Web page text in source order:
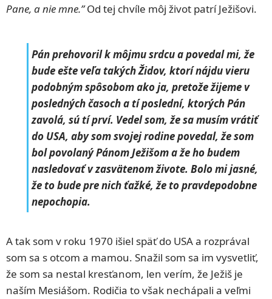
Pane, a nie mne.”Od tej chvíle môj život patrí Ježišovi.
Pán prehovoril k môjmu srdcu a povedal mi, že
bude ešte veľa takých Židov, ktorí nájdu vieru
podobným spôsobom ako ja, pretože žijeme v
posledných časoch a tí poslední, ktorých Pán
zavolá, sú tí prví. Vedel som, že sa musím vrátiť
do USA, aby som svojej rodine povedal, že som
bol povolaný Pánom Ježišom a že ho budem
nasledovať v zasvätenom živote. Bolo mi jasné,
že to bude pre nich ťažké, že to pravdepodobne
nepochopia.
A tak som v roku 1970 išiel späť do USA a rozprával
som sa s otcom a mamou. Snažil som sa im vysvetliť,
že som sa nestal kresťanom, len verím, že Ježiš je
naším Mesiášom. Rodičia to však nechápali a veľmi